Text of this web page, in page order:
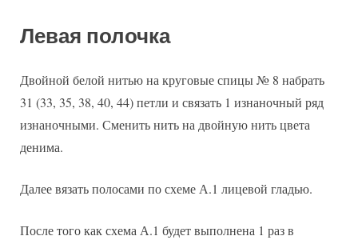
Левая полочка
Двойной белой нитью на круговые спицы № 8 набрать
31 (33, 35, 38, 40, 44) петли и связать 1 изнаночный ряд
изнаночными. Сменить нить на двойную нить цвета
денима.
Далее вязать полосами по схеме А.1 лицевой гладью.
После того как схема А.1 будет выполнена 1 раз в